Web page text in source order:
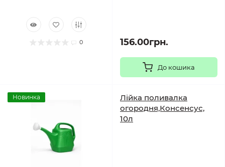
0 156.00грн.
До кошика
Новинка
Лійка поливалка
огородня,Консенсус,
10л